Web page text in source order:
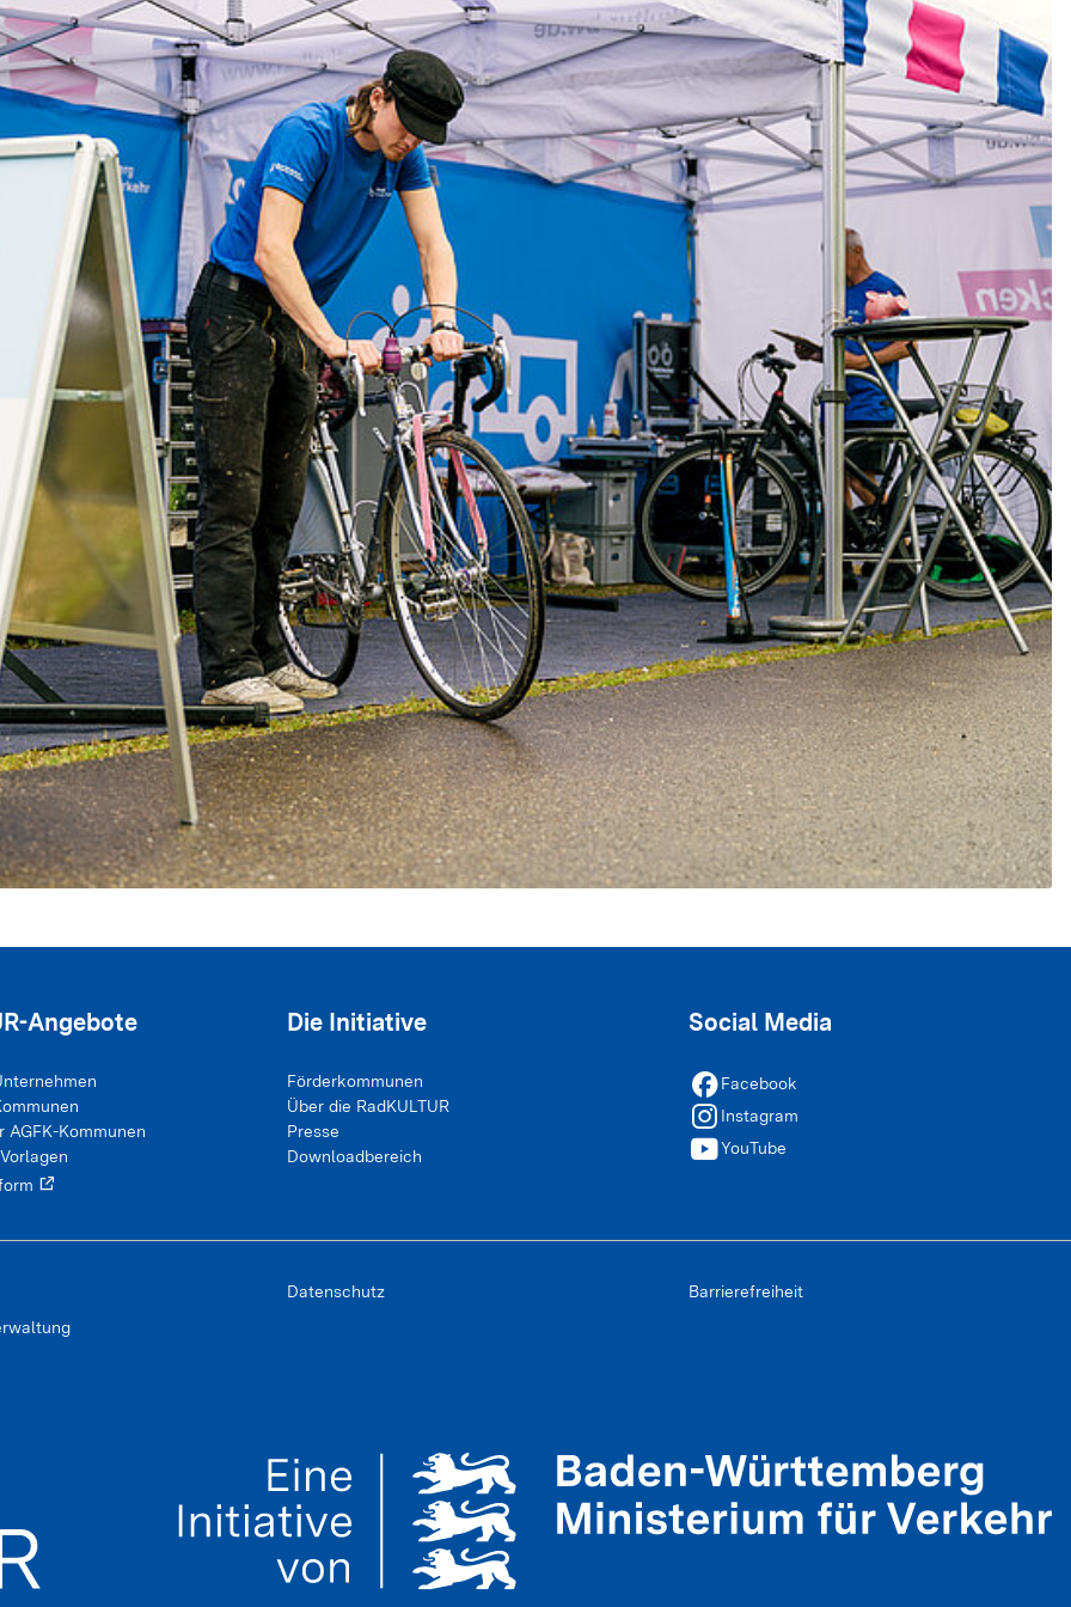
Angebote
AGFK-Kommunen
Die Initiative
Förderkommunen
Über die RadKULTUR
Presse
Downloadbereich
Social Media
facebookFacebook
instagram Instagram
youtubeYouTube
Datenschutz
Barrierefreiheit